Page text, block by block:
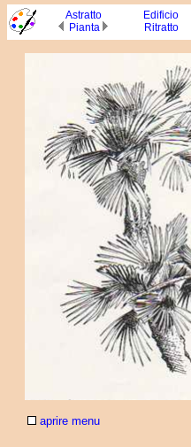
Astratto Edificio
Pianta Ritratto
aprire menu